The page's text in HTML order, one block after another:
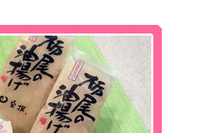
ツ・アプリ
ング
ン